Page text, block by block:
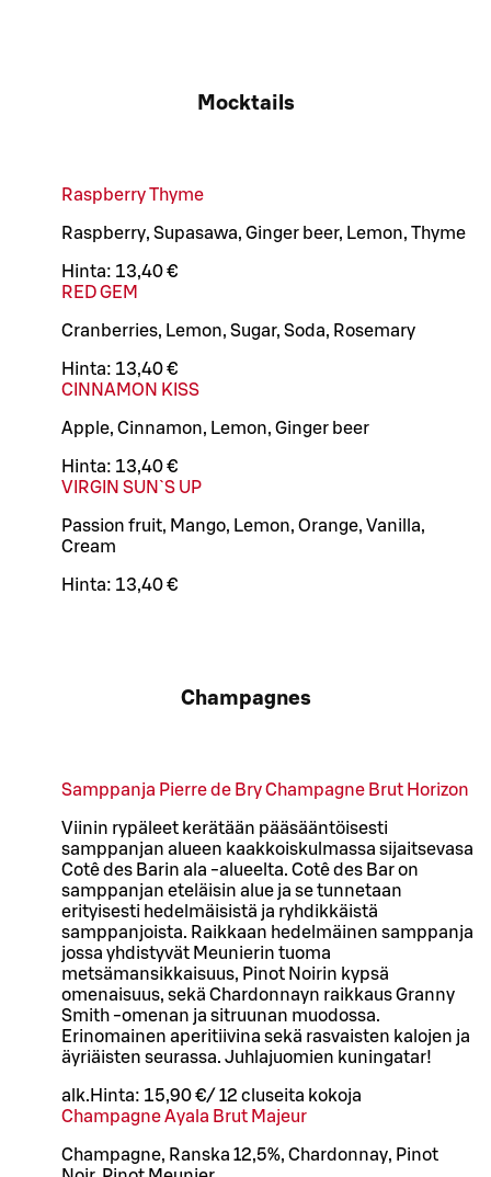
Mocktails
Raspberry Thyme
Raspberry, Supasawa, Ginger beer, Lemon, Thyme
Hinta: 13,40 €
RED GEM
Cranberries, Lemon, Sugar, Soda, Rosemary
Hinta: 13,40 €
CINNAMON KISS
Apple, Cinnamon, Lemon, Ginger beer
Hinta: 13,40 €
VIRGIN SUN`S UP
Passion fruit, Mango, Lemon, Orange, Vanilla,
Cream
Hinta: 13,40 €
Champagnes
Samppanja Pierre de Bry Champagne Brut Horizon
Viinin rypäleet kerätään pääsääntöisesti
samppanjan alueen kaakkoiskulmassa sijaitsevasa
Cotê des Barin ala -alueelta. Cotê des Bar on
samppanjan eteläisin alue ja se tunnetaan
erityisesti hedelmäisistä ja ryhdikkäistä
samppanjoista. Raikkaan hedelmäinen samppanja
jossa yhdistyvät Meunierin tuoma
metsämansikkaisuus, Pinot Noirin kypsä
omenaisuus, sekä Chardonnayn raikkaus Granny
Smith -omenan ja sitruunan muodossa.
Erinomainen aperitiivina sekä rasvaisten kalojen ja
äyriäisten seurassa. Juhlajuomien kuningatar!
alk. Hinta: 15,90 €/ 12 cl useita kokoja
Champagne Ayala Brut Majeur
Champagne, Ranska 12,5%, Chardonnay, Pinot